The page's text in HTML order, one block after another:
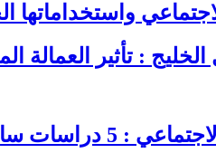
واستخداماتها
: تأثير العمالة
على سلوكيات الشباب